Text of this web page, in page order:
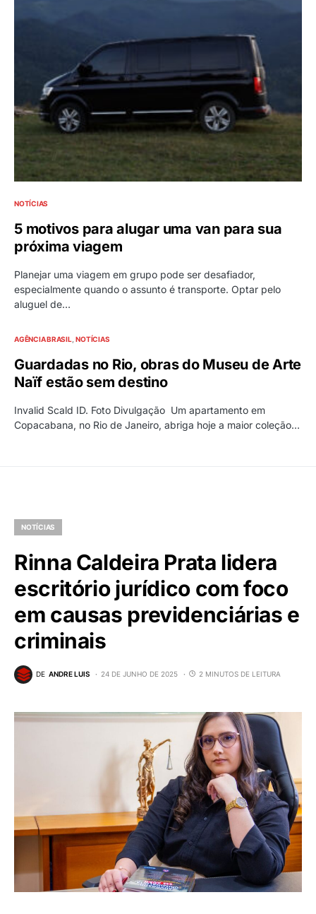
NOTÍCIAS
5 motivos para alugar uma van para sua
próxima viagem
Planejar uma viagem em grupo pode ser desafiador,
especialmente quando o assunto é transporte. Optar pelo
aluguel de…
AGÊNCIA BRASIL NOTÍCIAS
Guardadas no Rio, obras do Museu de Arte
Naïf estão sem destino
Invalid Scald ID. Foto Divulgação Um apartamento em
Copacabana, no Rio de Janeiro, abriga hoje a maior coleção…
NOTÍCIAS
Rinna Caldeira Prata lidera
escritório jurídico com foco
em causas previdenciárias e
criminais
DE ANDRE LUIS 24 DE JUNHO DE 2025 2 MINUTOS DE LEITURA